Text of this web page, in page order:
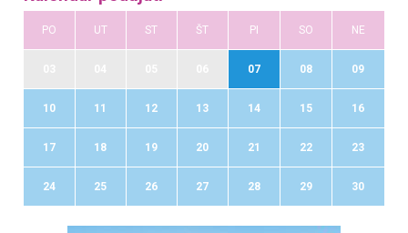
PO UT ST ŠT PI SO NE
07 08 09
10 11 12 13 14 15 16
17 18 19 20 21 22 23
24 25 26 27 28 29 30